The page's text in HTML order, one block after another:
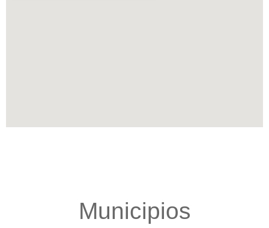
Municipios